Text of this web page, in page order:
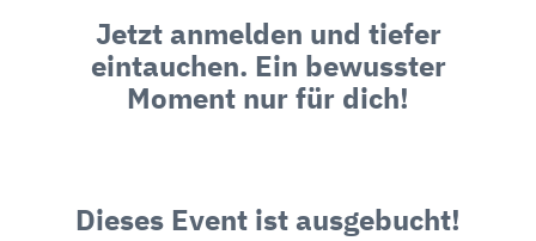
Jetzt anmelden und tiefer
eintauchen. Ein bewusster
Moment nur für dich!
Dieses Event ist ausgebucht!